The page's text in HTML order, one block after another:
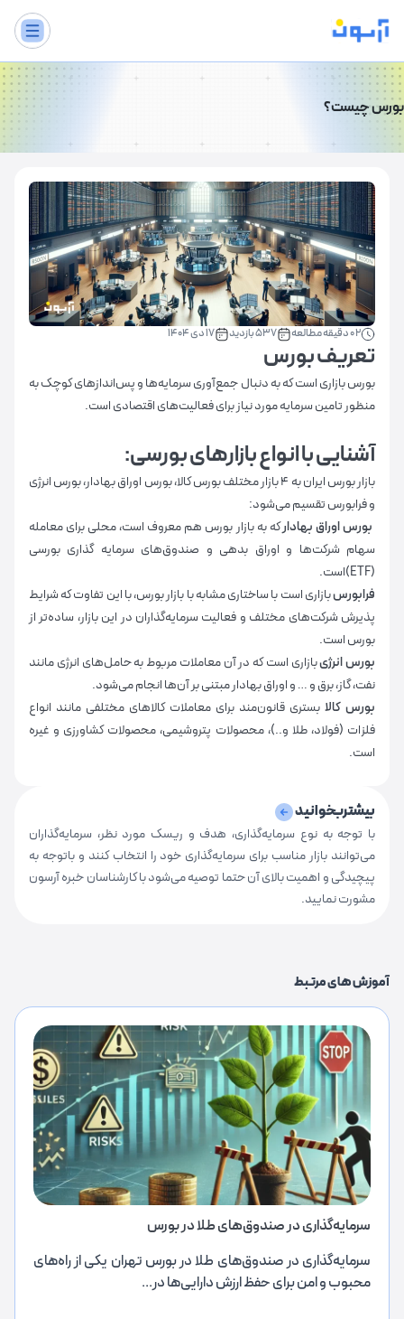
بورس چیست؟
2 0 دقیقه مطالعه 537 بازدید 17 دی 1404
تعریف بورس
بورس بازاری است که به دنبال جمع‌آوری سرمایه‌ها و پس‌اندازهای کوچک به
منظور تامین سرمایه مورد نیاز برای فعالیت‌های اقتصادی است.
آشنایی با انواع بازارهای بورسی:
بازار بورس ایران به ۴ بازار مختلف بورس کالا، بورس اوراق بهادار، بورس انرژی
و فرابورس تقسیم می‌شود:
بورس اوراق بهادارکه به بازار بورس هم معروف است، محلی برای معامله
سهام شرکت‌ها و اوراق بدهی و صندوق‌های سرمایه گذاری بورسی
(ETF)است.
فرابورسبازاری است با ساختاری مشابه با بازار بورس، با این تفاوت که شرایط
پذیرش شرکت‌های مختلف و فعالیت سرمایه‌گذاران در این بازار، ساده‌تر از
بورس است.
بورس انرژیبازاری است که در آن معاملات مربوط به حامل‌های انرژی مانند
نفت، گاز، برق و … و اوراق بهادار مبتنی بر آن‌ها انجام می‌شود.
بورس کالا بستری قانون‌مند برای معاملات کالاهای مختلفی مانند انواع
فلزات (فولاد، طلا و..)، محصولات پتروشیمی، محصولات کشاورزی و غیره
است.
بیشتربخوانید
با توجه به نوع سرمایه‌گذاری، هدف و ریسک مورد نظر، سرمایه‌گذاران
می‌توانند بازار مناسب برای سرمایه‌گذاری خود را انتخاب کنند و باتوجه به
پیچیدگی و اهمیت بالای آن حتما توصیه می‌شود با کارشناسان خبره آرسون
مشورت نمایید.
آموزش های مرتبط
سرمایه‌گذاری در صندوق‌های طلا در بورس
سرمایه‌گذاری در صندوق‌های طلا در بورس تهران یکی از راه‌های
محبوب و امن برای حفظ ارزش دارایی‌ها در...